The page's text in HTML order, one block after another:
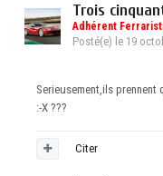
Trois
Adhérent
Posté(e) le 19
Serieusement,ils
:-X ???
Citer